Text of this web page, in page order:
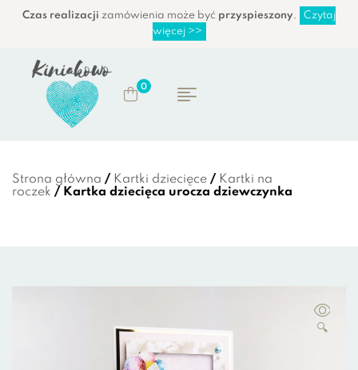
Czas realizacji zamówienia może być przyspieszony.
Czytaj
więcej >>
0
Strona główna / Kartki dziecięce / Kartki na
roczek / Kartka dziecięca urocza dziewczynka
🔍